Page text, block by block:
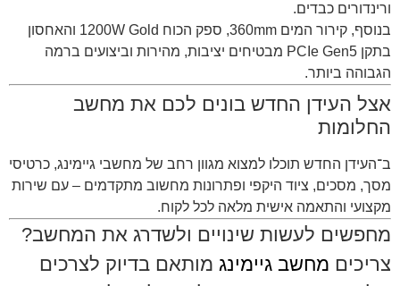
ורינדורים כבדים.
בנוסף, קירור המים 360mm, ספק הכוח 1200W Gold והאחסון
בתקן PCIe Gen5 מבטיחים יציבות, מהירות וביצועים ברמה
הגבוהה ביותר.
אצל העידן החדש בונים לכם את מחשב
החלומות
ב־העידן החדש תוכלו למצוא מגוון רחב של מחשבי גיימינג, כרטיסי
מסך, מסכים, ציוד היקפי ופתרונות מחשוב מתקדמים – עם שירות
מקצועי והתאמה אישית מלאה לכל לקוח.
מחפשים לעשות שינויים ולשדרג את המחשב?
צריכים מחשב גיימינג מותאם בדיוק לצרכים